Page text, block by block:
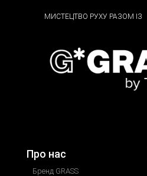
МИСТЕЦТВО РУХУ РАЗОМ ІЗ
Про нас
Бренд GRASS